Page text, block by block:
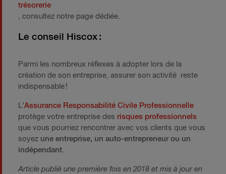
trésorerie
, consultez notre page dédiée.
Le conseil Hiscox :
Parmi les nombreux réflexes à adopter lors de la
création de son entreprise, assurer son activité reste
indispensable !
L’Assurance Responsabilité Civile Professionnelle
protège votre entreprise des risques professionnels
que vous pourriez rencontrer avec vos clients que vous
soyez une entreprise, un auto-entrepreneur ou un
indépendant
Article publié une première fois en 2018 et mis à jour en